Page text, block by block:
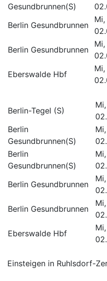
Gesundbrunnen(S)
Berlin Gesundbrunnen
Mi,
Berlin Gesundbrunnen
Mi,
Eberswalde Hbf
Mi,
Berlin-Tegel (S)
Mi,
Berlin
Gesundbrunnen(S)
Mi,
Berlin
Gesundbrunnen(S)
Mi,
Berlin Gesundbrunnen
Mi,
Berlin Gesundbrunnen
Mi,
Eberswalde Hbf
Mi,
Einsteigen in Ruhlsdorf-